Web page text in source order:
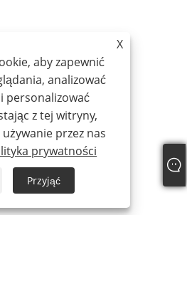
X
aby zapewnić
analizować
personalizować
z tej witryny,
przez nas
prywatności
Przyjąć